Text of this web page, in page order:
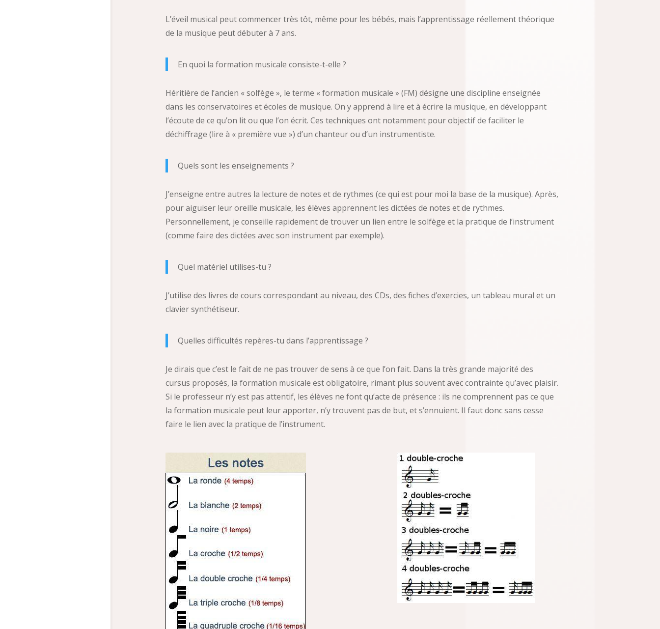
L’éveil musical peut commencer très tôt, même pour les bébés, mais l’apprentissage réellement théorique
de la musique peut débuter à 7 ans.
En quoi la formation musicale consiste-t-elle ?
Héritière de l’ancien « solfège », le terme « formation musicale » (FM) désigne une discipline enseignée
dans les conservatoires et écoles de musique. On y apprend à lire et à écrire la musique, en développant
l’écoute de ce qu’on lit ou que l’on écrit. Ces techniques ont notamment pour objectif de faciliter le
déchiffrage (lire à « première vue ») d’un chanteur ou d’un instrumentiste.
Quels sont les enseignements ?
J’enseigne entre autres la lecture de notes et de rythmes (ce qui est pour moi la base de la musique). Après,
pour aiguiser leur oreille musicale, les élèves apprennent les dictées de notes et de rythmes.
Personnellement, je conseille rapidement de trouver un lien entre le solfège et la pratique de l’instrument
(comme faire des dictées avec son instrument par exemple).
Quel matériel utilises-tu ?
J’utilise des livres de cours correspondant au niveau, des CDs, des fiches d’exercies, un tableau mural et un
clavier synthétiseur.
Quelles difficultés repères-tu dans l’apprentissage ?
Je dirais que c’est le fait de ne pas trouver de sens à ce que l’on fait. Dans la très grande majorité des
cursus proposés, la formation musicale est obligatoire, rimant plus souvent avec contrainte qu’avec plaisir.
Si le professeur n’y est pas attentif, les élèves ne font qu’acte de présence : ils ne comprennent pas ce que
la formation musicale peut leur apporter, n’y trouvent pas de but, et s’ennuient. Il faut donc sans cesse
faire le lien avec la pratique de l’instrument.